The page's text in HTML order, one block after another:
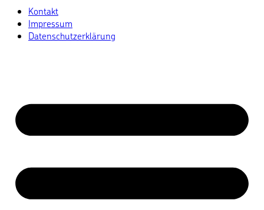
Kontakt
Impressum
Datenschutzerklärung